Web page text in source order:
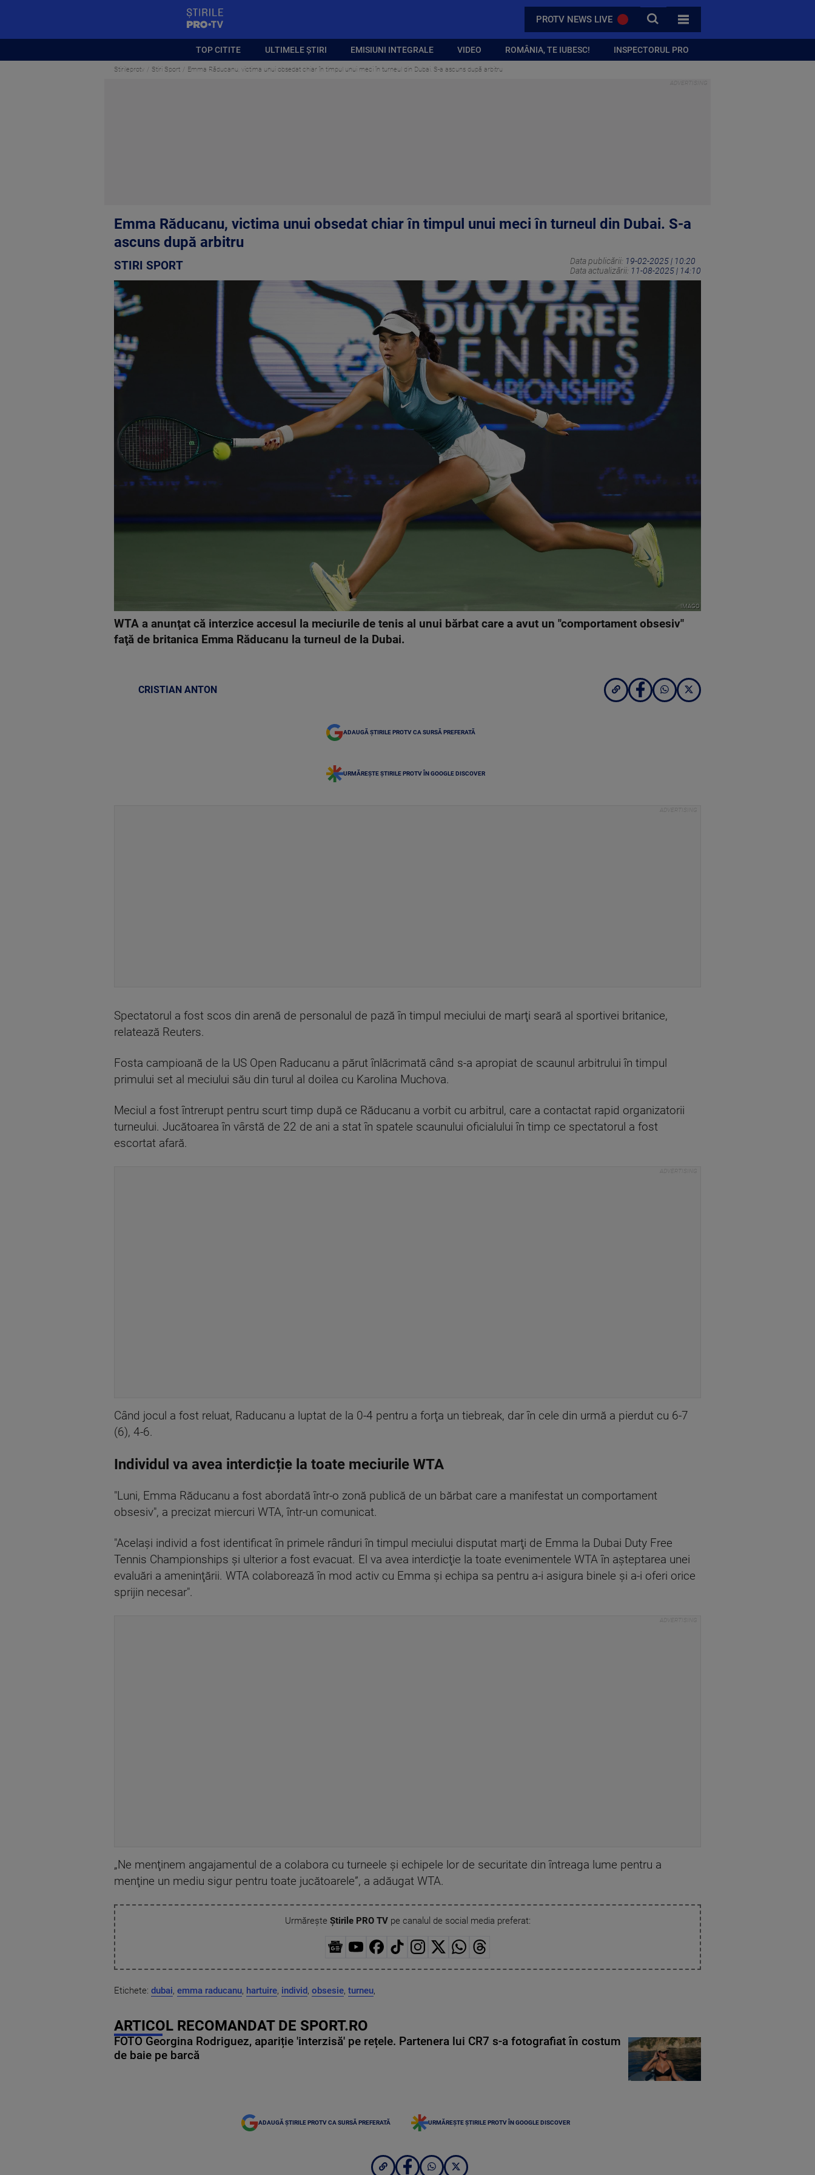
PROTV NEWS LIVE CAUTA
TOATE CATEGORIILE
TOP CITITE ULTIMELE ȘTIRI EMISIUNI INTEGRALE VIDEO ROMÂNIA, TE IUBESC! INSPECTORUL PRO
Stirileprotv Stiri Sport Emma Răducanu, victima unui obsedat chiar în timpul unui meci în turneul din Dubai. S-a ascuns după arbitru
Emma Răducanu, victima unui obsedat chiar în timpul unui meci în turneul din Dubai. S-a
ascuns după arbitru
STIRI SPORT Data publicării: 19-02-2025 | 10:20
Data actualizării: 11-08-2025 | 14:10
IMAGO
WTA a anunţat că interzice accesul la meciurile de tenis al unui bărbat care a avut un "comportament obsesiv"
faţă de britanica Emma Răducanu la turneul de la Dubai.
CRISTIAN ANTON
ADAUGĂ ȘTIRILE PROTV CA SURSĂ PREFERATĂ
URMĂREȘTE ȘTIRILE PROTV ÎN GOOGLE DISCOVER
Spectatorul a fost scos din arenă de personalul de pază în timpul meciului de marţi seară al sportivei britanice,
relatează Reuters.
Fosta campioană de la US Open Raducanu a părut înlăcrimată când s-a apropiat de scaunul arbitrului în timpul
primului set al meciului său din turul al doilea cu Karolina Muchova.
Meciul a fost întrerupt pentru scurt timp după ce Răducanu a vorbit cu arbitrul, care a contactat rapid organizatorii
turneului. Jucătoarea în vârstă de 22 de ani a stat în spatele scaunului oficialului în timp ce spectatorul a fost
escortat afară.
Când jocul a fost reluat, Raducanu a luptat de la 0-4 pentru a forţa un tiebreak, dar în cele din urmă a pierdut cu 6-7
(6), 4-6.
Individul va avea interdicție la toate meciurile WTA
"Luni, Emma Răducanu a fost abordată într-o zonă publică de un bărbat care a manifestat un comportament
obsesiv", a precizat miercuri WTA, într-un comunicat.
"Acelaşi individ a fost identificat în primele rânduri în timpul meciului disputat marţi de Emma la Dubai Duty Free
Tennis Championships şi ulterior a fost evacuat. El va avea interdicţie la toate evenimentele WTA în aşteptarea unei
evaluări a ameninţării. WTA colaborează în mod activ cu Emma şi echipa sa pentru a-i asigura binele şi a-i oferi orice
sprijin necesar".
„Ne menţinem angajamentul de a colabora cu turneele şi echipele lor de securitate din întreaga lume pentru a
menţine un mediu sigur pentru toate jucătoarele”, a adăugat WTA.
Urmărește Știrile PRO TVpe canalul de social media preferat:
Etichete: dubai, emma raducanu, hartuire, individ, obsesie, turneu,
ARTICOL RECOMANDAT DE SPORT.RO
FOTO Georgina Rodriguez, apariție 'interzisă' pe rețele. Partenera lui CR7 s-a fotografiat în costum
de baie pe barcă
ADAUGĂ ȘTIRILE PROTV CA SURSĂ PREFERATĂ URMĂREȘTE ȘTIRILE PROTV ÎN GOOGLE DISCOVER